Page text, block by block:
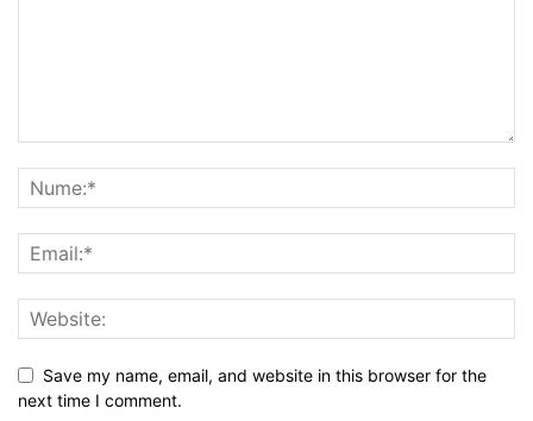
Save my name, email, and website in this browser for the
next time I comment.